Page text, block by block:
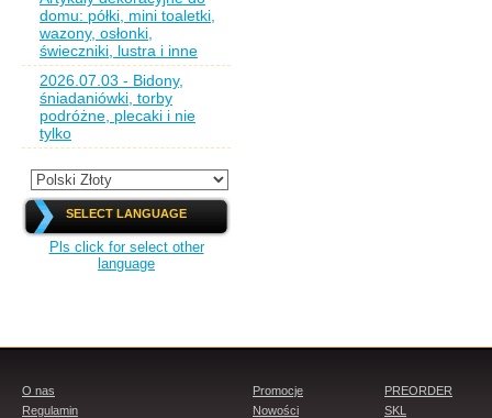
domu: półki, mini toaletki,
wazony, osłonki,
świeczniki, lustra i inne
2026.07.03 - Bidony,
śniadaniówki, torby
podróżne, plecaki i nie
tylko
SELECT LANGUAGE
Pls click for select other
language
O nas
Regulamin
Promocje
Nowości
PREORDER
SKL